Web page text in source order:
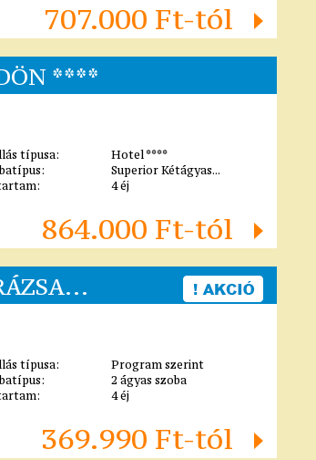
707.000 Ft-tól
****
típusa:
Hotel ****
Superior Kétágyas...
4 éj
864.000 Ft-tól
típusa:
Program szerint
2 ágyas szoba
4 éj
369.990 Ft-tól